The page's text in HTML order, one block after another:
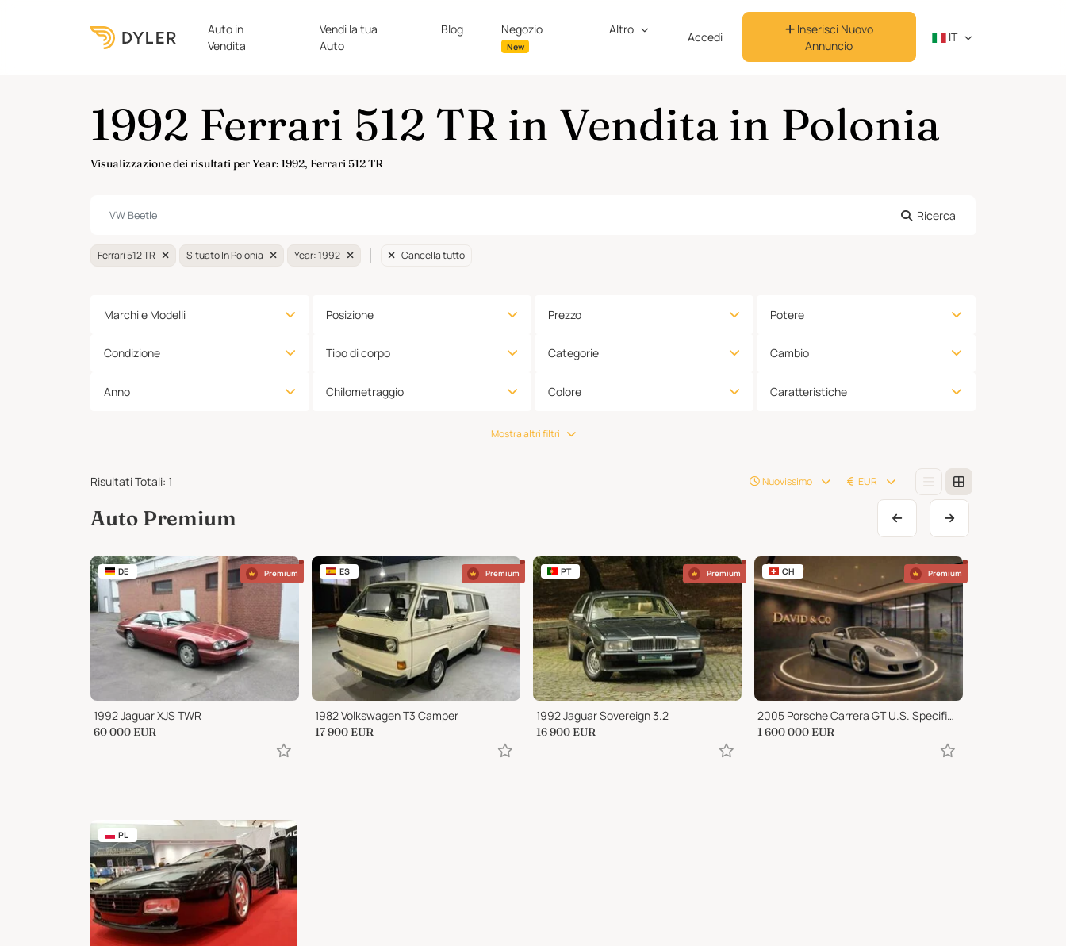
Auto in
Vendita
Vendi la tua
Auto
Blog Negozio
New
Altro
Accedi
Inserisci Nuovo
Annuncio
IT
1992 Ferrari 512 TR in Vendita in Polonia
Visualizzazione dei risultati per Year: 1992, Ferrari 512 TR
Ricerca
Ferrari 512 TR Situato In Polonia Year: 1992 Cancella tutto
Marchi e Modelli
Condizione
Anno
Posizione
Tipo di corpo
Chilometraggio
Prezzo
Categorie
Colore
Potere
Cambio
Caratteristiche
Mostra altri filtri
Risultati Totali: 1 Nuovissimo EUR
Auto Premium
DE Premium
1992 Jaguar XJS TWR
60 000 EUR
ES Premium
1982 Volkswagen T3 Camper
17 900 EUR
PT Premium
1992 Jaguar Sovereign 3.2
16 900 EUR
CH Premium
2005 Porsche Carrera GT U.S. Specification
1 600 000 EUR
PL